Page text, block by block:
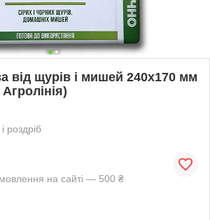
від щурів і мишей 240х170 мм
роздріб
на сайті — 500 ₴